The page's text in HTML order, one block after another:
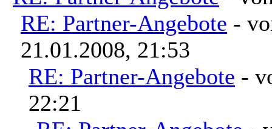
RE: Partner-Angebote -
21.01.2008, 21:53
RE: Partner-Angebote -
22:21